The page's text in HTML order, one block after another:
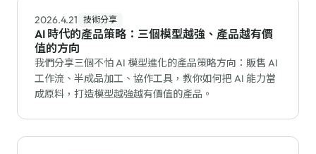
2026.4.21 技術分享
AI 時代的產品策略：三個模型越強、產品越有價
值的方向
我們分享三個不怕 AI 模型進化的產品策略方向：販售 AI
工作流、半成品加工、協作工具，教你如何把 AI 能力當
成原料，打造模型越強越有價值的產品。